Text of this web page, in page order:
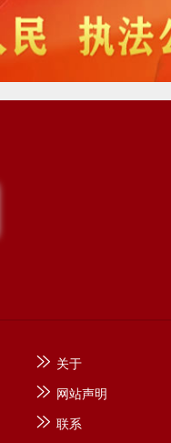
关于
网站声明
联系